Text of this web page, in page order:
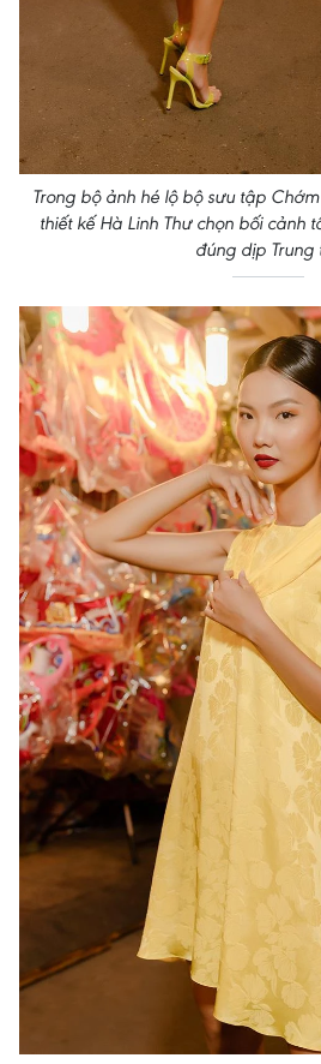
Trong bộ ảnh hé lộ bộ sưu tập
thiết kế Hà Linh Thư chọn bối cảnh
đúng dịp Trung